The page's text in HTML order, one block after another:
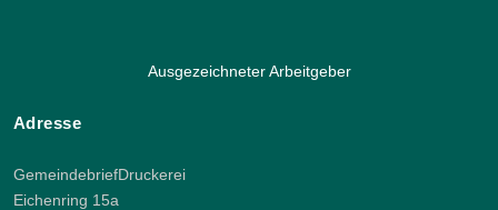
Ausgezeichneter Arbeitgeber
Adresse
GemeindebriefDruckerei
Eichenring 15a